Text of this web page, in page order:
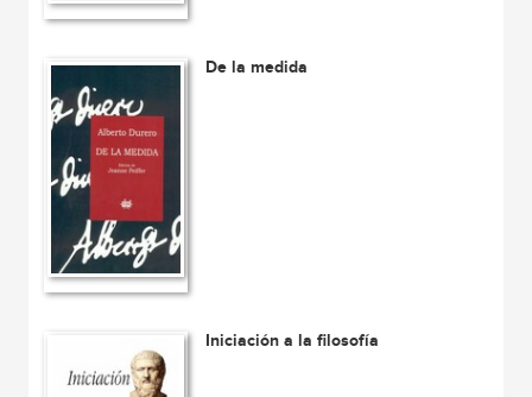
De la medida
Iniciación a la filosofía